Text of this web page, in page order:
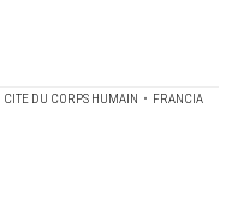
CITE DU CORPS HUMAIN • FRANCIA